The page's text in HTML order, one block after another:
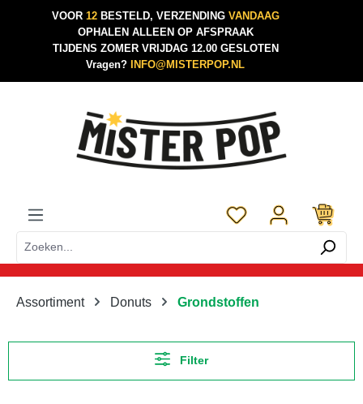
Ga naar de hoofdinhoud
VOOR 12 BESTELD, VERZENDING VANDAAG
OPHALEN ALLEEN OP AFSPRAAK
TIJDENS ZOMER VRIJDAG 12.00 GESLOTEN
Vragen?
INFO@MISTERPOP.NL
Je hebt 0 items op
Assortiment Donuts Grondstoffen
Filter